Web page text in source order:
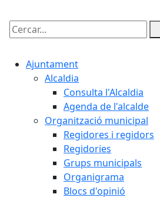
Cercar:
Ajuntament
Alcaldia
Consulta l'Alcaldia
Agenda de l'alcalde
Organització municipal
Regidores i regidors
Regidories
Grups municipals
Organigrama
Blocs d'opinió